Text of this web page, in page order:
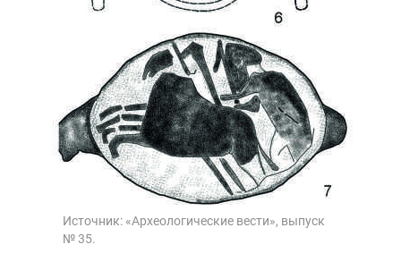
Источник: «Археологические вести», выпуск
№ 35.